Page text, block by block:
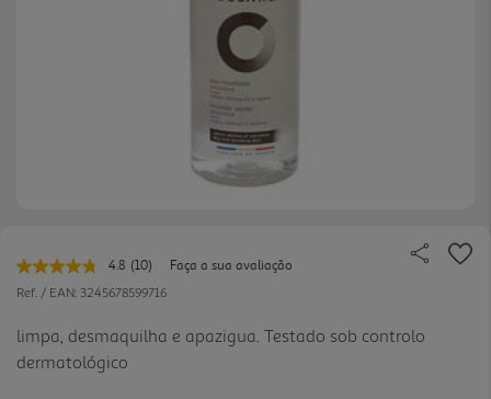
4.8 Leu
10
Link
para
(10)
Faça a sua avaliação
Ref. / EAN: 3245678599716
limpa, desmaquilha e apazigua. Testado sob controlo
dermatológico